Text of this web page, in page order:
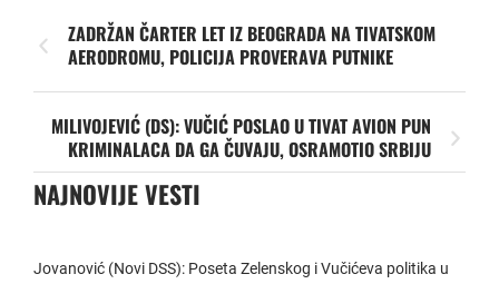
ZADRŽAN ČARTER LET IZ BEOGRADA NA TIVATSKOM
AERODROMU, POLICIJA PROVERAVA PUTNIKE
MILIVOJEVIĆ (DS): VUČIĆ POSLAO U TIVAT AVION PUN
KRIMINALACA DA GA ČUVAJU, OSRAMOTIO SRBIJU
NAJNOVIJE VESTI
Jovanović (Novi DSS): Poseta Zelenskog i Vučićeva politika u